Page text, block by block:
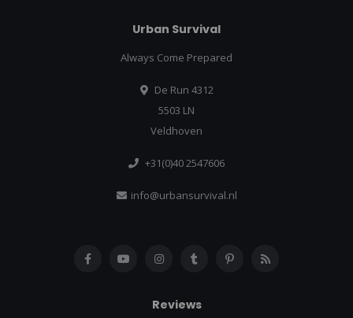
Urban Survival
Always Come Prepared
De Run 4312
5503 LN
Veldhoven
+31(0)40 2547606
info@urbansurvival.nl
Reviews